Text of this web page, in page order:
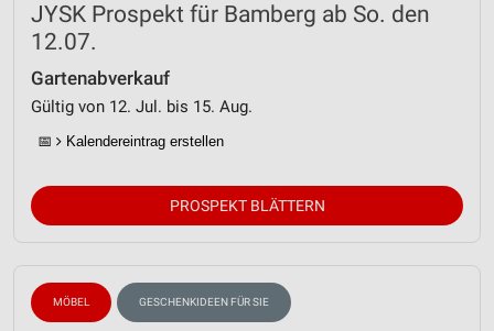
JYSK Prospekt für Bamberg ab So. den
12.07.
Gartenabverkauf
Gültig von 12. Jul. bis 15. Aug.
📅 Kalendereintrag erstellen
PROSPEKT BLÄTTERN
MÖBEL GESCHENKIDEEN FÜR SIE